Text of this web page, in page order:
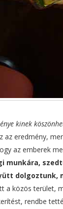
kinek
az eredmény,
az emberek
munkára,
dolgoztunk,
a közös terület,
rendbe